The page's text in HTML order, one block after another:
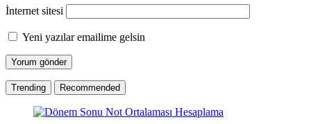
İnternet sitesi
Yeni yazılar emailime gelsin
Trending Recommended